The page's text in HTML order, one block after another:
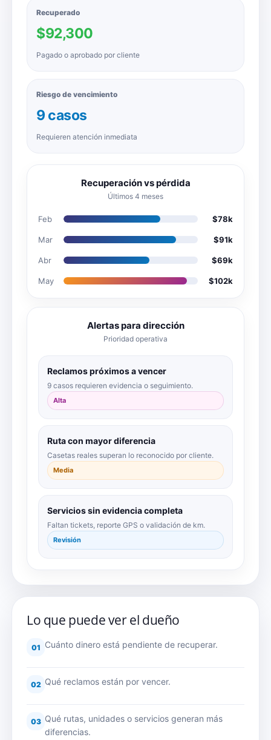
Recuperado
$92,300
Pagado o aprobado por cliente
Riesgo de vencimiento
9 casos
Requieren atención inmediata
Recuperación vs pérdida
Últimos 4 meses
Feb $78k
Mar $91k
Abr $69k
May $102k
Alertas para dirección
Prioridad operativa
Reclamos próximos a vencer
9 casos requieren evidencia o seguimiento.
Alta
Ruta con mayor diferencia
Casetas reales superan lo reconocido por cliente.
Media
Servicios sin evidencia completa
Faltan tickets, reporte GPS o validación de km.
Revisión
Lo que puede ver el dueño
01 Cuánto dinero está pendiente de recuperar.
02 Qué reclamos están por vencer.
03 Qué rutas, unidades o servicios generan más
diferencias.